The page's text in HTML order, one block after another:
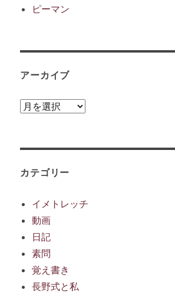
ピーマン
アーカイブ
ア
ブ
カテゴリー
イメトレッチ
動画
日記
素問
覚え書き
長野式と私